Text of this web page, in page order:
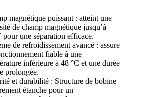
magnétique puissant : atteint une
de champ magnétique jusqu’à
pour une séparation efficace.
de refroidissement avancé : assure
fiable à une
inférieure à 48 °C et une durée
prolongée.
et durabilité : Structure de bobine
étanche pour un